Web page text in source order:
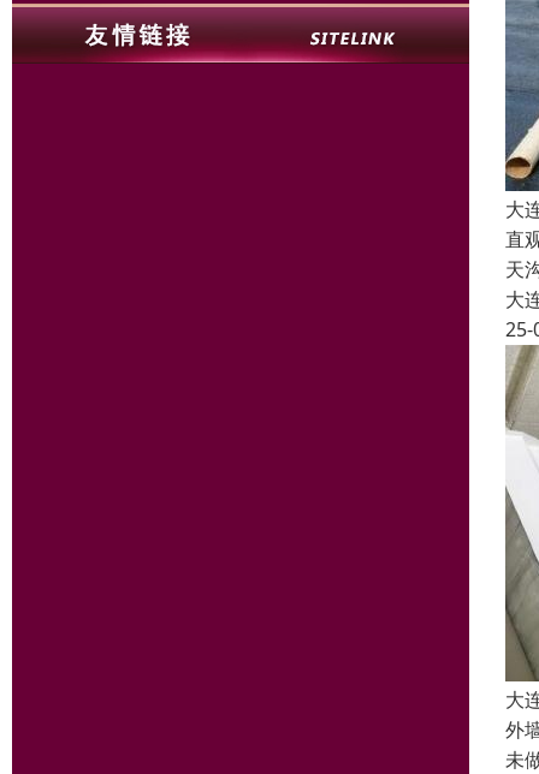
大
直
天
大
25-
大
外
未